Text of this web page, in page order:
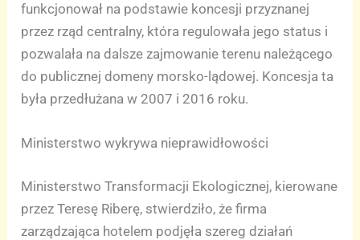
funkcjonował na podstawie koncesji przyznanej
przez rząd centralny, która regulowała jego status i
pozwalała na dalsze zajmowanie terenu należącego
do publicznej domeny morsko-lądowej. Koncesja ta
była przedłużana w 2007 i 2016 roku.
Ministerstwo wykrywa nieprawidłowości
Ministerstwo Transformacji Ekologicznej, kierowane
przez Teresę Riberę, stwierdziło, że firma
zarządzająca hotelem podjęła szereg działań